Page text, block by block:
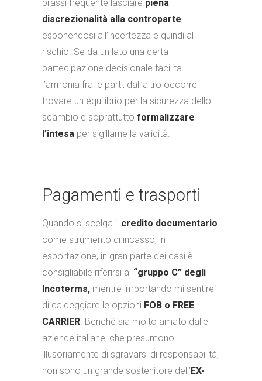
prassi frequente lasciare piena
discrezionalità alla controparte,
esponendosi all’incertezza e quindi al
rischio. Se da un lato una certa
partecipazione decisionale facilita
l’armonia fra le parti, dall’altro occorre
trovare un equilibrio per la sicurezza dello
scambio e soprattutto formalizzare
l’intesa per sigillarne la validità.
Pagamenti e trasporti
Quando si scelga il credito documentario
come strumento di incasso, in
esportazione, in gran parte dei casi è
consigliabile riferirsi al “gruppo C” degli
Incoterms, mentre importando mi sentirei
di caldeggiare le opzioni FOB o FREE
CARRIER. Benché sia molto amato dalle
aziende italiane, che presumono
illusoriamente di sgravarsi di responsabilità,
non sono un grande sostenitore dell’EX-